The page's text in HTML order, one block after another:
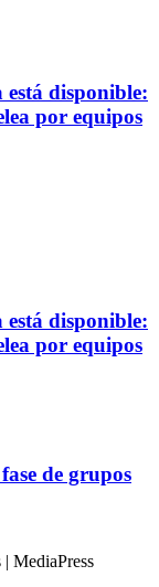
disponible:
por equipos
disponible:
por equipos
de grupos
MediaPress